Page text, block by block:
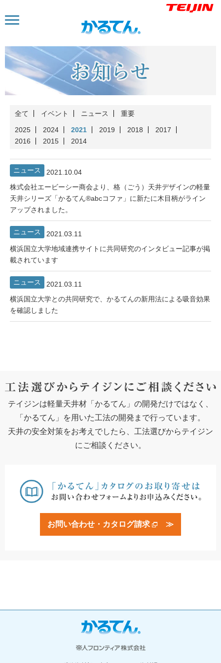
全て イベント ニュース 重要
2025 2024 2021 2019 2018
2017
2016
2015 2014
ニュース
2021.10.04
株式会社エービーシー商会より、格（ごう）天井デザインの軽量
天井シリーズ「かるてん®abcコファ」に新たに木目柄がライン
アップされました。
ニュース
2021.03.11
横浜国立大学地域連携サイトに共同研究のインタビュー記事が掲
載されています
ニュース
2021.03.11
横浜国立大学との共同研究で、かるてんの新用法による吸音効果
を確認しました
テイジンは軽量天井材「かるてん」の開発だけではなく、
「かるてん」を用いた工法の開発まで行っています。
天井の安全対策をお考えでしたら、工法選びからテイジン
にご相談ください。
お問い合わせ・カタログ請求 ≫